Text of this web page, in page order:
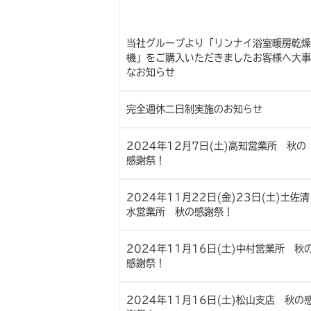
当社グループより「リンナイ浴室暖房乾燥
機」をご購入いただきましたお客様へ大事
なお知らせ
完全週休二日制実施のお知らせ
2024年12月7日(土)高知営業所 秋の
感謝祭！
2024年11月22日(金)23日(土)土佐清
水営業所 秋の感謝祭！
2024年11月16日(土)中村営業所 秋
感謝祭！
2024年11月16日(土)松山支店 秋の